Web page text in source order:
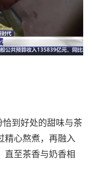
到好处的甜味与茶
精心熬煮，再融入
直至茶香与奶香相